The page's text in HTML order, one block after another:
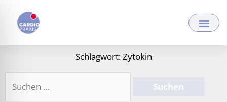
Inhalt
springen
Schlagwort: Zytokin